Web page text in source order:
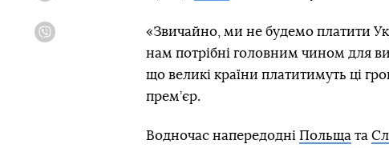
«Звичайно, ми не будемо платити
нам потрібні головним чином для
що великі країни платитимуть ці
прем’єр.
Водночас напередодні Польща та